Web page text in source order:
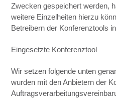
Zwecken gespeichert werden,
weitere Einzelheiten hierzu
Betreibern der Konferenztools
Eingesetzte Konferenztool
Wir setzen folgende unten
wurden mit den Anbietern der